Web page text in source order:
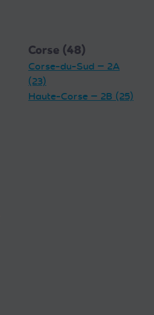
Corse (48)
Corse-du-Sud — 2A
(23)
Haute-Corse — 2B (25)